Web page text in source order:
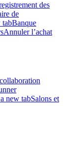
des
de
tabBanque
Annuler l’achat
new tabSalons et